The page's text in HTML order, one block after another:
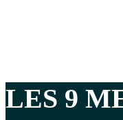
LES 9